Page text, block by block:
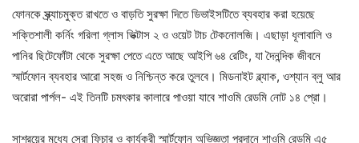
ফোনকে স্ক্র্যাচমুক্ত রাখতে ও বাড়তি সুরক্ষা দিতে ডিভাইসটিতে ব্যবহার করা হয়েছে
শক্তিশালী কর্নিং গরিলা গ্লাস ভিক্টাস ২ ও ওয়েট টাচ টেকনোলজি। এছাড়া ধূলাবালি ও
পানির ছিটেফোঁটা থেকে সুরক্ষা পেতে এতে আছে আইপি ৬৪ রেটিং, যা দৈনন্দিক জীবনে
স্মার্টফোন ব্যবহার আরো সহজ ও নিশ্চিন্ত করে তুলবে। মিডনাইট ব্ল্যাক, ওশ্যান ব্লু আর
অরোরা পার্পল- এই তিনটি চমৎকার কালারে পাওয়া যাবে শাওমি রেডমি নোট ১৪ প্রো।
সাশ্রয়ের মধ্যে সেরা ফিচার ও কার্যকরী স্মার্টফোন অভিজ্ঞতা প্রদানে শাওমি রেডমি এ৫